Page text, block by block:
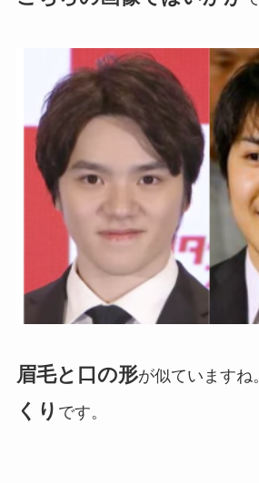
眉毛と口の形が似ていますね。
くり です。